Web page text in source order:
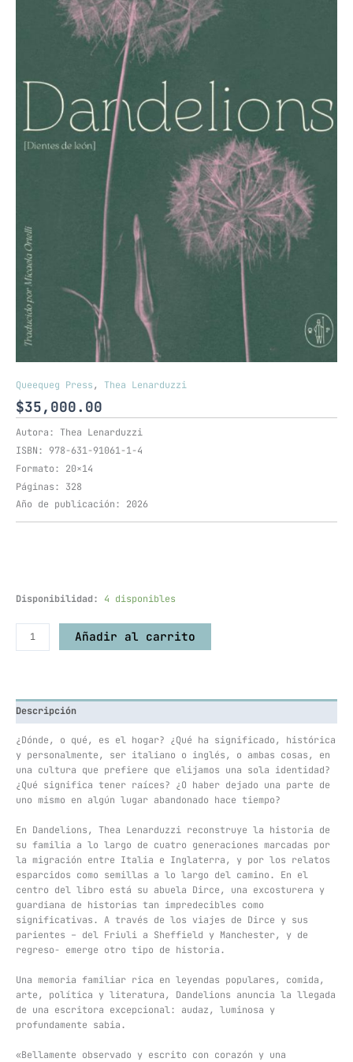
Queequeg Press, Thea Lenarduzzi
$35,000.00
Autora: Thea Lenarduzzi
ISBN: 978-631-91061-1-4
Formato: 20×14
Páginas: 328
Año de publicación: 2026
Disponibilidad: 4 disponibles
Añadir al carrito
Descripción
¿Dónde, o qué, es el hogar? ¿Qué ha significado, histórica
y personalmente, ser italiano o inglés, o ambas cosas, en
una cultura que prefiere que elijamos una sola identidad?
¿Qué significa tener raíces? ¿O haber dejado una parte de
uno mismo en algún lugar abandonado hace tiempo?
En Dandelions, Thea Lenarduzzi reconstruye la historia de
su familia a lo largo de cuatro generaciones marcadas por
la migración entre Italia e Inglaterra, y por los relatos
esparcidos como semillas a lo largo del camino. En el
centro del libro está su abuela Dirce, una excosturera y
guardiana de historias tan impredecibles como
significativas. A través de los viajes de Dirce y sus
parientes – del Friuli a Sheffield y Manchester, y de
regreso- emerge otro tipo de historia.
Una memoria familiar rica en leyendas populares, comida,
arte, política y literatura, Dandelions anuncia la llegada
de una escritora excepcional: audaz, luminosa y
profundamente sabia.
«Bellamente observado y escrito con corazón y una